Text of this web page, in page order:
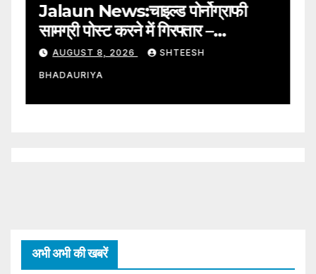
Jalaun News:चाइल्ड पोर्नोग्राफी
सामग्री पोस्ट करने में गिरफ्तार –
Arrested For Posting Child
Pornography Content
AUGUST 8, 2026 SHTEESH
BHADAURIYA
अभी अभी की खबरें